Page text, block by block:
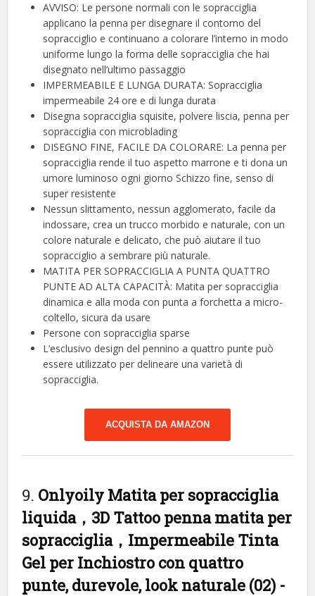
AVVISO: Le persone normali con le sopracciglia
applicano la penna per disegnare il contorno del
sopracciglio e continuano a colorare l’interno in modo
uniforme lungo la forma delle sopracciglia che hai
disegnato nell’ultimo passaggio
IMPERMEABILE E LUNGA DURATA: Sopracciglia
impermeabile 24 ore e di lunga durata
Disegna sopracciglia squisite, polvere liscia, penna per
sopracciglia con microblading
DISEGNO FINE, FACILE DA COLORARE: La penna per
sopracciglia rende il tuo aspetto marrone e ti dona un
umore luminoso ogni giorno Schizzo fine, senso di
super resistente
Nessun slittamento, nessun agglomerato, facile da
indossare, crea un trucco morbido e naturale, con un
colore naturale e delicato, che può aiutare il tuo
sopracciglio a sembrare più naturale.
MATITA PER SOPRACCIGLIA A PUNTA QUATTRO
PUNTE AD ALTA CAPACITÀ: Matita per sopracciglia
dinamica e alla moda con punta a forchetta a micro-
coltello, sicura da usare
Persone con sopracciglia sparse
L’esclusivo design del pennino a quattro punte può
essere utilizzato per delineare una varietà di
sopracciglia.
ACQUISTA DA AMAZON
9. Onlyoily Matita per sopracciglia
liquida，3D Tattoo penna matita per
sopracciglia，Impermeabile Tinta
Gel per Inchiostro con quattro
punte, durevole, look naturale (02) -